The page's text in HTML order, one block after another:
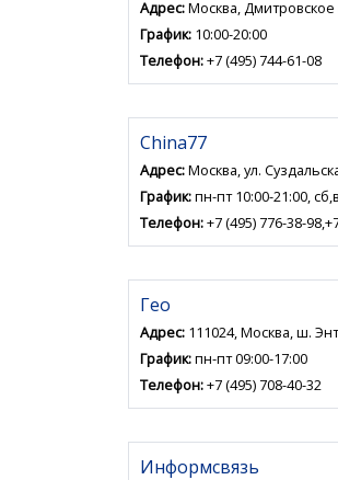
Адрес:Москва, Дмитровское
График: 10:00-20:00
Телефон:+7 (495) 744-61-08
China77
Адрес:Москва, ул.
График:пн-пт 10:00-21:00,
Телефон:+7 (495) 776-38-
Гео
Адрес: 111024, Москва, ш.
График:пн-пт 09:00-17:00
Телефон:+7 (495) 708-40-32
Информсвязь